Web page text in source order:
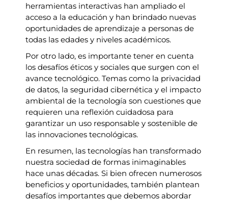
herramientas interactivas han ampliado el
acceso a la educación y han brindado nuevas
oportunidades de aprendizaje a personas de
todas las edades y niveles académicos.
Por otro lado, es importante tener en cuenta
los desafíos éticos y sociales que surgen con el
avance tecnológico. Temas como la privacidad
de datos, la seguridad cibernética y el impacto
ambiental de la tecnología son cuestiones que
requieren una reflexión cuidadosa para
garantizar un uso responsable y sostenible de
las innovaciones tecnológicas.
En resumen, las tecnologías han transformado
nuestra sociedad de formas inimaginables
hace unas décadas. Si bien ofrecen numerosos
beneficios y oportunidades, también plantean
desafíos importantes que debemos abordar